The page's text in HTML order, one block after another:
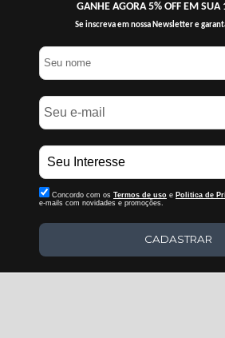
GANHE AGORA 5% OFF EM SUA
Se inscreva em nossa Newsletter e
Concordo com os Termos de uso e Politica de
e-mails com novidades e promoções.
CADASTRAR